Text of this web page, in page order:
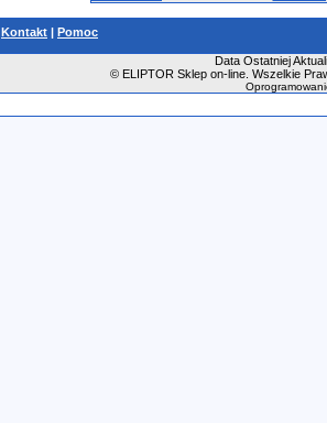
Kontakt | Pomoc
Data Ostatniej
©ELIPTOR Sklep on-line. Wszelkie